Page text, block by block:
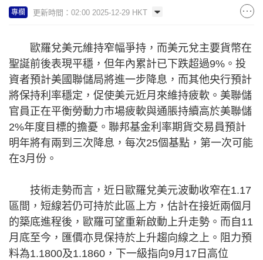
專欄 更新時間：02:00 2025-12-29 HKT
歐羅兌美元維持窄幅爭持，而美元兌主要貨幣在
聖誕前後表現平穩，但年內累計已下跌超過9%。投
資者預計美國聯儲局將進一步降息，而其他央行預計
將保持利率穩定，促使美元近月來維持疲軟。美聯儲
官員正在平衡勞動力市場疲軟與通脹持續高於美聯儲
2%年度目標的擔憂。聯邦基金利率期貨交易員預計
明年將有兩到三次降息，每次25個基點，第一次可能
在3月份。
技術走勢而言，近日歐羅兌美元波動收窄在1.17
區間，短線若仍可持於此區上方，估計在接近兩個月
的築底進程後，歐羅可望重新啟動上升走勢。而自11
月底至今，匯價亦見保持於上升趨向線之上。阻力預
料為1.1800及1.1860，下一級指向9月17日高位